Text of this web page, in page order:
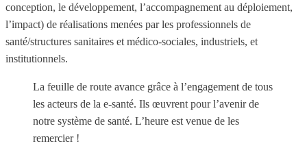
conception, le développement, l’accompagnement au déploiement,
l’impact) de réalisations menées par les professionnels de
santé/structures sanitaires et médico-sociales, industriels, et
institutionnels.
La feuille de route avance grâce à l’engagement de tous
les acteurs de la e-santé. Ils œuvrent pour l’avenir de
notre système de santé. L’heure est venue de les
remercier !